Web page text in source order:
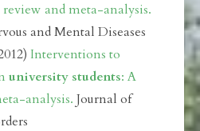
review and meta-analysis.
and Mental Diseases
Interventions to
university students: A
analysis. Journal of